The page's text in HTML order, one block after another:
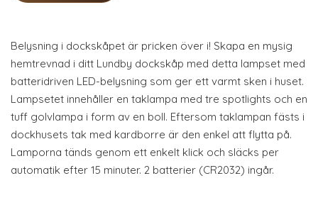
Belysning i dockskåpet är pricken över i! Skapa en mysig
hemtrevnad i ditt Lundby dockskåp med detta lampset med
batteridriven LED-belysning som ger ett varmt sken i huset.
Lampsetet innehåller en taklampa med tre spotlights och en
tuff golvlampa i form av en boll. Eftersom taklampan fästs i
dockhusets tak med kardborre är den enkel att flytta på.
Lamporna tänds genom ett enkelt klick och släcks per
automatik efter 15 minuter. 2 batterier (CR2032) ingår.